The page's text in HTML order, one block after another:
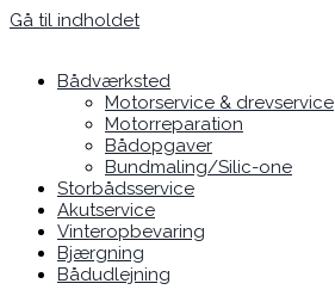
Gå til indholdet
Bådværksted
Motorservice & drevservice
Motorreparation
Bådopgaver
Bundmaling/Silic-one
Storbådsservice
Akutservice
Vinteropbevaring
Bjærgning
Bådudlejning